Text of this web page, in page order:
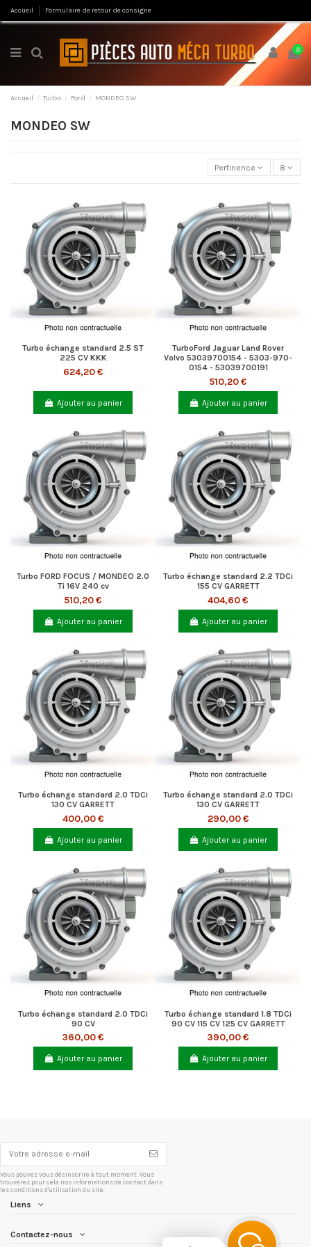
Accueil Formulaire de retour de consigne
0
Accueil Turbo Ford MONDEO SW
MONDEO SW
Pertinence 8
Turbo échange standard 2.5 ST
225 CV KKK
624,20 €
Ajouter au panier
TurboFord Jaguar Land Rover
Volvo 53039700154 - 5303-970-
0154 - 53039700191
510,20 €
Ajouter au panier
Turbo FORD FOCUS / MONDEO 2.0
Ti 16V 240 cv
510,20 €
Ajouter au panier
Turbo échange standard 2.2 TDCi
155 CV GARRETT
404,60 €
Ajouter au panier
Turbo échange standard 2.0 TDCi
130 CV GARRETT
400,00 €
Ajouter au panier
Turbo échange standard 2.0 TDCi
130 CV GARRETT
290,00 €
Ajouter au panier
Turbo échange standard 2.0 TDCi
90 CV
360,00 €
Ajouter au panier
Turbo échange standard 1.8 TDCi
90 CV 115 CV 125 CV GARRETT
390,00 €
Ajouter au panier
Vous pouvez vous désinscrire à tout moment. Vous
trouverez pour cela nos informations de contact dans
les conditions d'utilisation du site.
Liens
Contactez-nous